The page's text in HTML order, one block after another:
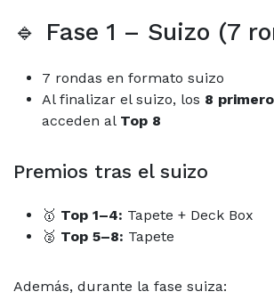
🔹 Fase 1 – Suizo (7
7 rondas en formato suizo
Al finalizar el suizo, los 8
acceden al Top 8
Premios tras el suizo
🥇 Top 1–4: Tapete + Deck Box
🥈 Top 5–8: Tapete
Además, durante la fase suiza: